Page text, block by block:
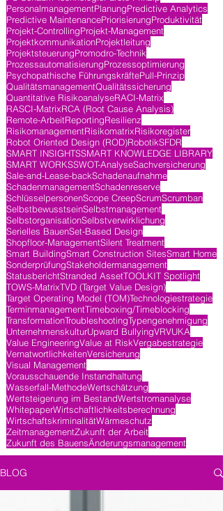
PersonalmanagementPlanungPredictive Analytics
Predictive MaintenancePriorisierungProduktivität
Projekt-ControllingProjekt-Management
ProjektkommunikationProjektleitung
ProjektsteuerungPromodro-Technik
ProzessautomatisierungProzessoptimierung
Psychopathische FührungskräftePull-Prinzip
QualitätsmanagementQualitätssicherung
Quantitative RisikoanalyseRACI-Matrix
RASCI-MatrixRCA (Root Cause Analysis)
Remote-ArbeitReportingResilienz
RisikomanagementRisikomatrixRisikoregister
Robot Oriented Design (ROD)RobotikSFDR
SMART INSIGHTSSMART KNOWLEDGE LIBRARY
SMART WORKSSWOT-AnalyseSachversicherung
Sale-and-Lease-backSchadenaufnahme
SchadenmanagementSchadenreserve
SchlüsselpersonenScope CreepScrumScrumban
SelbstbewusstseinSelbstmanagement
SelbstorganisationSelbstverwirklichung
Serielles BauenSet-Based Design
Shopfloor-ManagementSilent Treatment
Smart BuildingSmart Construction SitesSmart Home
SonderprüfungStakeholdermanagement
StatusberichtStranded AssetTOOLKIT Spotlight
TOWS-MatrixTVD (Target Value Design)
Target Operating Model (TOM)Technologiestrategie
TerminmanagementTimeboxing/Timeblocking
TransformationTroubleshootingTypengenehmigung
UnternehmenskulturUpward BullyingVRVUKA
Value EngineeringValue at RiskVergabestrategie
VernatwortlichkeitenVersicherung
Visual Management
Vorausschauende Instandhaltung
Wasserfall-MethodeWertschätzung
Wertsteigerung im BestandWertstromanalyse
WhitepaperWirtschaftlichkeitsberechnung
WirtschaftskriminalitätWärmeschutz
ZeitmanagementZukunft der Arbeit
Zukunft des BauensÄnderungsmanagement
BLOG